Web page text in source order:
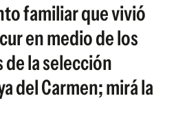
familiar que vivió
en medio de los
la selección
del Carmen; mirá la